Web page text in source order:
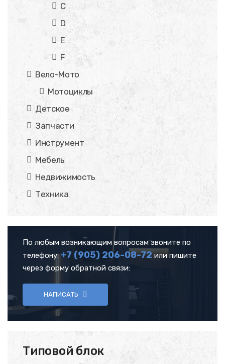
C
D
E
F
Вело-Мото
Мотоциклы
Детское
Запчасти
Инструмент
Мебель
Недвижимость
Техника
По любым возникающим вопросам звоните по
телефону:+7 (905) 206-08-72 или пишите
через форму обратной связи:
НАПИСАТЬ
Типовой блок